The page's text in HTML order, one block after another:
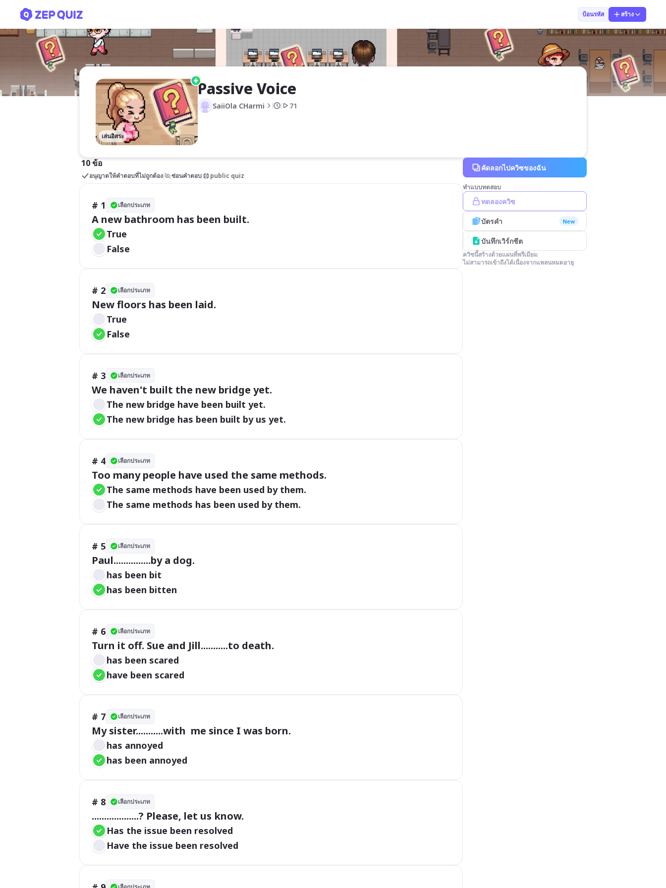
ป้อนรหัส สร้าง
เล่นอิสระ
Passive Voice
SaiiOla CHarmi 71
10 ข้อ
อนุญาตให้คำตอบที่ไม่ถูกต้อง ซ่อนคำตอบ public quiz
# 1 เลือกประเภท
A new bathroom has been built.
True
False
# 2 เลือกประเภท
New floors has been laid.
True
False
# 3 เลือกประเภท
We haven't built the new bridge yet.
The new bridge have been built yet.
The new bridge has been built by us yet.
# 4 เลือกประเภท
Too many people have used the same methods.
The same methods have been used by them.
The same methods has been used by them.
# 5 เลือกประเภท
Paul...............by a dog.
has been bit
has been bitten
# 6 เลือกประเภท
Turn it off. Sue and Jill...........to death.
has been scared
have been scared
# 7 เลือกประเภท
My sister...........with  me since I was born.
has annoyed
has been annoyed
# 8 เลือกประเภท
...................? Please, let us know.
Has the issue been resolved
Have the issue been resolved
คัดลอกไปควิซของฉัน
ทำแบบทดสอบ
ทดลองควิซ
บัตรคำ New
บันทึกเวิร์กชีต
ควิซนี้สร้างด้วยแผนที่พรีเมียม
ไม่สามารถเข้าถึงได้เนื่องจากแพลนหมดอายุ